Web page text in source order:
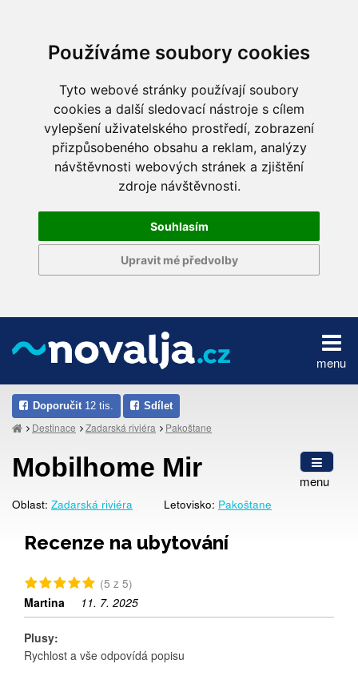
Používáme soubory cookies
Tyto webové stránky používají soubory
cookies a další sledovací nástroje s cílem
vylepšení uživatelského prostředí, zobrazení
přizpůsobeného obsahu a reklam, analýzy
návštěvnosti webových stránek a zjištění
zdroje návštěvnosti.
Souhlasím
Upravit mé předvolby
menu
Doporučit 12 tis. Sdílet
Destinace Zadarská riviéra Pakoštane
menu
Mobilhome Mir
Oblast: Zadarská riviéra Letovisko: Pakoštane
Recenze na ubytování
(5 z 5)
Martina
11. 7. 2025
Plusy:
Rychlost a vše odpovídá popisu